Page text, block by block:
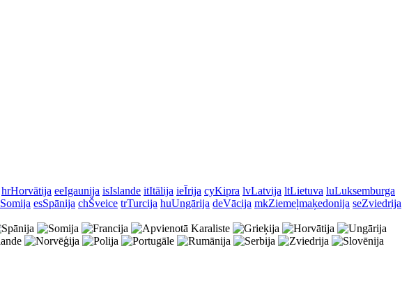
hrHorvātija eeIgaunija isIslande itItālija ieĪrija cyKipra lvLatvija ltLietuva luLuksemburga
Somija esSpānija chŠveice trTurcija huUngārija deVācija mkZiemeļmaķedonija seZviedrija